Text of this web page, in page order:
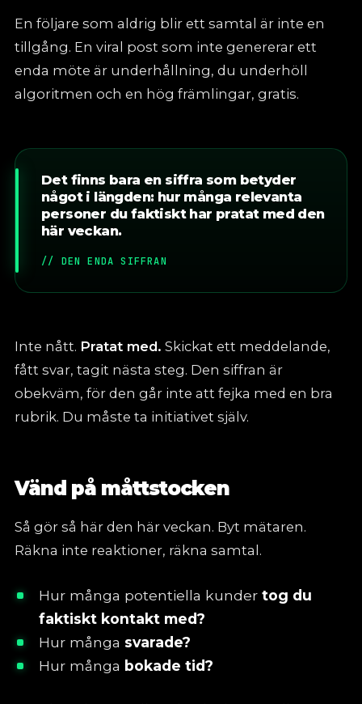
En följare som aldrig blir ett samtal är inte en
tillgång. En viral post som inte genererar ett
enda möte är underhållning, du underhöll
algoritmen och en hög främlingar, gratis.
Det finns bara en siffra som betyder
något i längden: hur många relevanta
personer du faktiskt har pratat med den
här veckan.
// DEN ENDA SIFFRAN
Inte nått. Pratat med. Skickat ett meddelande,
fått svar, tagit nästa steg. Den siffran är
obekväm, för den går inte att fejka med en bra
rubrik. Du måste ta initiativet själv.
Vänd på måttstocken
Så gör så här den här veckan. Byt mätaren.
Räkna inte reaktioner, räkna samtal.
Hur många potentiella kunder tog du
faktiskt kontakt med?
Hur många svarade?
Hur många bokade tid?